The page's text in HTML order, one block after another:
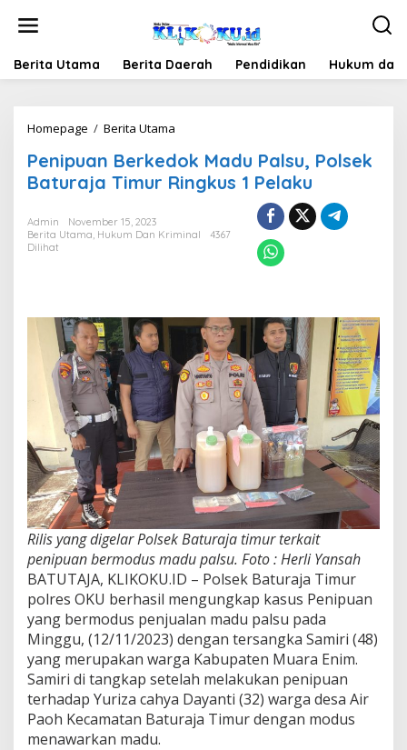
Berita Utama Berita Daerah Pendidikan Hukum
Homepage / Berita Utama
Madu
Palsu,
Polsek
Ringkus
Penipuan Berkedok Madu Palsu, Polsek
Baturaja Timur Ringkus 1 Pelaku
Admin
November 15, 2023
Berita Utama, Hukum Dan Kriminal
4367
Dilihat
Rilis yang digelar Polsek Baturaja timur terkait
penipuan bermodus madu palsu. Foto : Herli Yansah
BATUTAJA, KLIKOKU.ID – Polsek Baturaja Timur
polres OKU berhasil mengungkap kasus Penipuan
yang bermodus penjualan madu palsu pada
Minggu, (12/11/2023) dengan tersangka Samiri (48)
yang merupakan warga Kabupaten Muara Enim.
Samiri di tangkap setelah melakukan penipuan
terhadap Yuriza cahya Dayanti (32) warga desa Air
Paoh Kecamatan Baturaja Timur dengan modus
menawarkan madu.